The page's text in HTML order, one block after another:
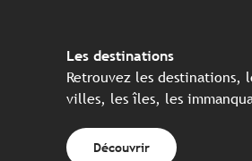
Les destinations
Retrouvez les destinations,
villes, les îles, les
Découvrir